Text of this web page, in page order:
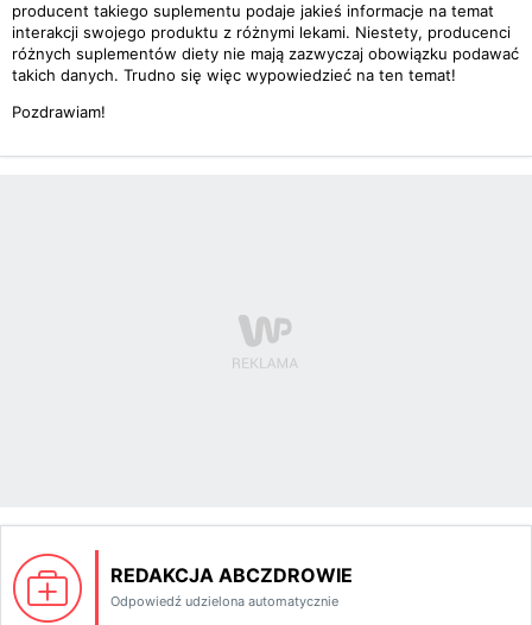
producent takiego suplementu podaje jakieś informacje na temat
interakcji swojego produktu z różnymi lekami. Niestety, producenci
różnych suplementów diety nie mają zazwyczaj obowiązku podawać
takich danych. Trudno się więc wypowiedzieć na ten temat!
Pozdrawiam!
REDAKCJA ABCZDROWIE
Odpowiedź udzielona automatycznie